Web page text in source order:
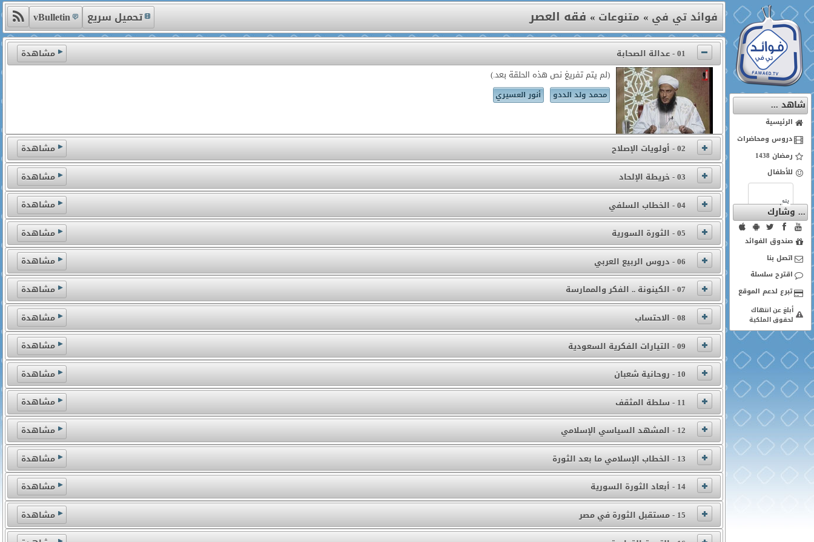
شاهد ...
الرئيسية
دروس ومحاضرات
رمضان 1438
للأطفال
... وشارك
صندوق الفوائد
اتصل بنا
اقترح سلسلة
أبلغ عن انتهاك
لحقوق الملكية
فوائد تي في » متنوعات »فقه العصر تحميل سريع vBulletin
01 - عدالة الصحابة
مشاهدة
(لم يتم تفريغ نص هذه الحلقة بعد.)
محمد ولد الددو أنور العسيري
02 - أولويات الإصلاح
مشاهدة
03 - خريطة الإلحاد
مشاهدة
04 - الخطاب السلفي
مشاهدة
05 - الثورة السورية
مشاهدة
06 - دروس الربيع العربي
مشاهدة
07 - الكينونة .. الفكر والممارسة
مشاهدة
08 - الاحتساب
مشاهدة
09 - التيارات الفكرية السعودية
مشاهدة
10 - روحانية شعبان
مشاهدة
11 - سلطة المثقف
مشاهدة
12 - المشهد السياسي الإسلامي
مشاهدة
13 - الخطاب الإسلامي ما بعد الثورة
مشاهدة
14 - أبعاد الثورة السورية
مشاهدة
15 - مستقبل الثورة في مصر
مشاهدة